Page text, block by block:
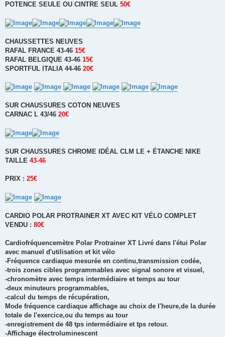
POTENCE SEULE OU CINTRE SEUL 50€
CHAUSSETTES NEUVES
RAFAL FRANCE 43-46 15€
RAFAL BELGIQUE 43-46 15€
SPORTFUL ITALIA 44-46 20€
SUR CHAUSSURES COTON NEUVES
CARNAC L 43/46 20€
SUR CHAUSSURES CHROME IDÉAL CLM LE + ÉTANCHE NIKE
TAILLE 43-46
PRIX : 25€
CARDIO POLAR PROTRAINER XT AVEC KIT VÉLO COMPLET
VENDU : 80€
Cardiofréquencemètre Polar Protrainer XT Livré dans l'étui Polar
avec manuel d'utilisation et kit vélo
-Fréquence cardiaque mesurée en continu,transmission codée,
-trois zones cibles programmables avec signal sonore et visuel,
-chronomètre avec temps intermédiaire et temps au tour
-deux minuteurs programmables,
-calcul du temps de récupération,
Mode fréquence cardiaque affichage au choix de l'heure,de la durée
totale de l'exercice,ou du temps au tour
-enregistrement de 48 tps intermédiaire et tps retour.
-Affichage électroluminescent